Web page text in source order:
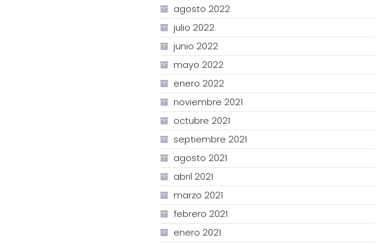
agosto 2022
julio 2022
junio 2022
mayo 2022
enero 2022
noviembre 2021
octubre 2021
septiembre 2021
agosto 2021
abril 2021
marzo 2021
febrero 2021
enero 2021